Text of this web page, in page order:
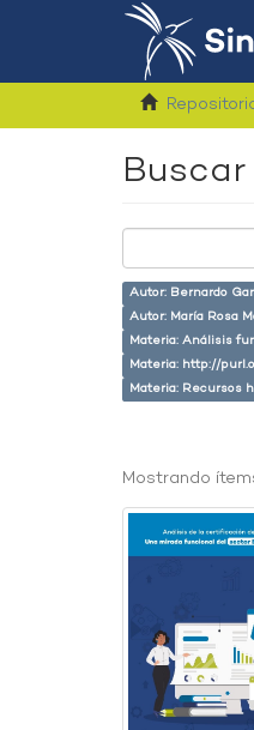
Buscar
Autor: Bernardo
Autor: María Rosa
Materia: Análisis
Materia: http://
Materia: Recursos
Mostrando